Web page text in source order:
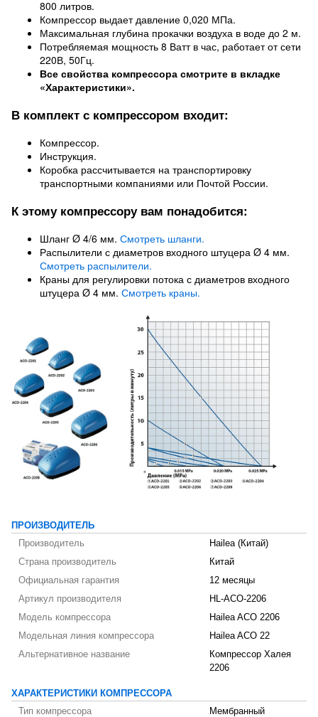
800 литров.
Компрессор выдает давление 0,020 МПа.
Максимальная глубина прокачки воздуха в воде до 2 м.
Потребляемая мощность 8 Ватт в час, работает от сети
220В, 50Гц.
Все свойства компрессора смотрите в вкладке
«Характеристики».
В комплект с компрессором входит:
Компрессор.
Инструкция.
Коробка рассчитывается на транспортировку
транспортными компаниями или Почтой России.
К этому компрессору вам понадобится:
Шланг Ø 4/6 мм. Смотреть шланги.
Распылители с диаметров входного штуцера Ø 4 мм.
Смотреть распылители.
Краны для регулировки потока с диаметров входного
штуцера Ø 4 мм. Смотреть краны.
ПРОИЗВОДИТЕЛЬ
Производитель
Hailea (Китай)
Страна производитель
Китай
Официальная гарантия
12 месяцы
Артикул производителя
HL-ACO-2206
Модель компрессора
Hailea ACO 2206
Модельная линия компрессора
Hailea ACO 22
Альтернативное название
Компрессор Халея
2206
ХАРАКТЕРИСТИКИ КОМПРЕССОРА
Тип компрессора
Мембранный